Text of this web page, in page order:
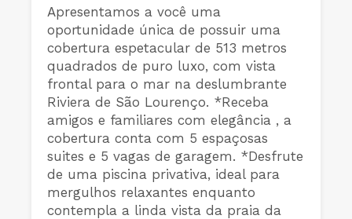
Apresentamos a você uma
oportunidade única de possuir uma
cobertura espetacular de 513 metros
quadrados de puro luxo, com vista
frontal para o mar na deslumbrante
Riviera de São Lourenço. *Receba
amigos e familiares com elegância , a
cobertura conta com 5 espaçosas
suites e 5 vagas de garagem. *Desfrute
de uma piscina privativa, ideal para
mergulhos relaxantes enquanto
contempla a linda vista da praia da